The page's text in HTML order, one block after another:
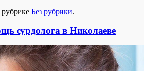
рубрике Без рубрики.
сурдолога в Николаеве